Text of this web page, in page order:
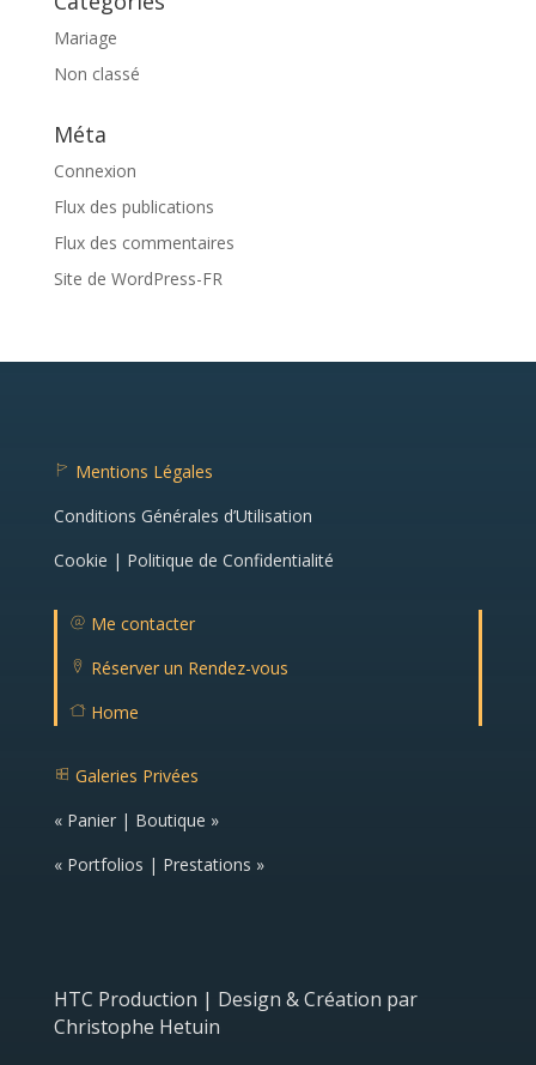
Mariage
Non classé
Méta
Connexion
Flux des publications
Flux des commentaires
Site de WordPress-FR
g
o
n
Mentions Légales
Conditions Générales d’Utilisation
Cookie | Politique de Confidentialité
m
ail
ic
n
Me contacter
c
at
ic
o
Réserver un Rendez-vous
e
o
n
Home
er
ic
o
Galeries Privées
« Panier | Boutique »
« Portfolios | Prestations »
HTC Production | Design & Création par
Christophe Hetuin